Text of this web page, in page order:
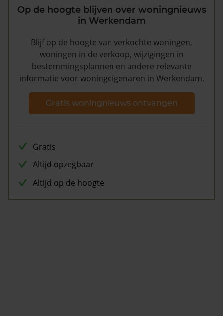
Op de hoogte blijven over woningnieuws
in Werkendam
Blijf op de hoogte van verkochte woningen,
woningen in de verkoop, wijzigingen in
bestemmingsplannen en andere relevante
informatie voor woningeigenaren in Werkendam.
Gratis woningnieuws ontvangen
Gratis
Altijd opzegbaar
Altijd op de hoogte